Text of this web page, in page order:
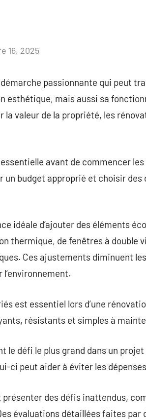
16, 2025
passionnante qui peut
esthétique, mais aussi sa
la valeur de la propriété, les
avant de commencer
budget approprié et choisir
idéale d’ajouter des éléments
thermique, de fenêtres à double
Ces ajustements diminuent
est essentiel lors d’une
résistants et simples à
le défi le plus grand dans un
ci peut aider à éviter les
des défis inattendus,
évaluations détaillées faites